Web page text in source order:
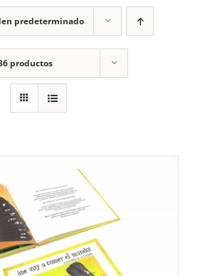
predeterminado
productos